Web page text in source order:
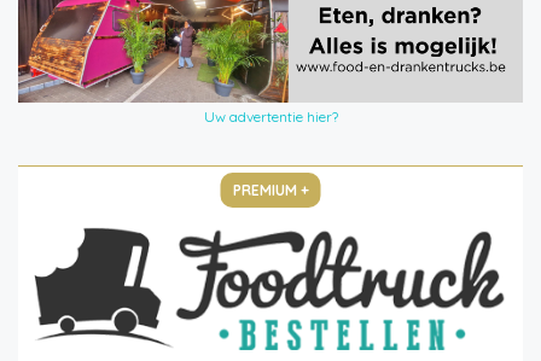
Uw advertentie hier?
PREMIUM +